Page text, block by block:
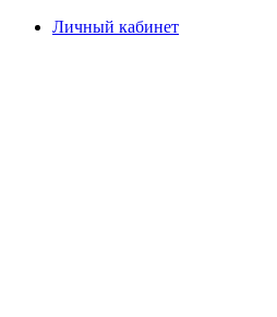
Личный кабинет